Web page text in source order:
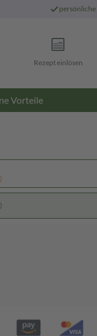
persönliche
Rezept einlösen
Vorteile